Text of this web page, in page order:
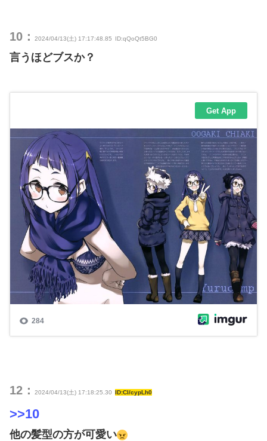
10： 2024/04/13(土) 17:17:48.85 ID:qQoQt5BG0
言うほどブスか？
12： 2024/04/13(土) 17:18:25.30 ID:Cl/cypLh0
>>10
他の髪型の方が可愛い